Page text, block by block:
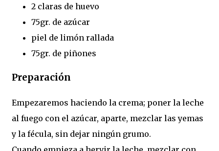
2 claras de huevo
75gr. de azúcar
piel de limón rallada
75gr. de piñones
Preparación
Empezaremos haciendo la crema; poner la leche
al fuego con el azúcar, aparte, mezclar las yemas
y la fécula, sin dejar ningún grumo.